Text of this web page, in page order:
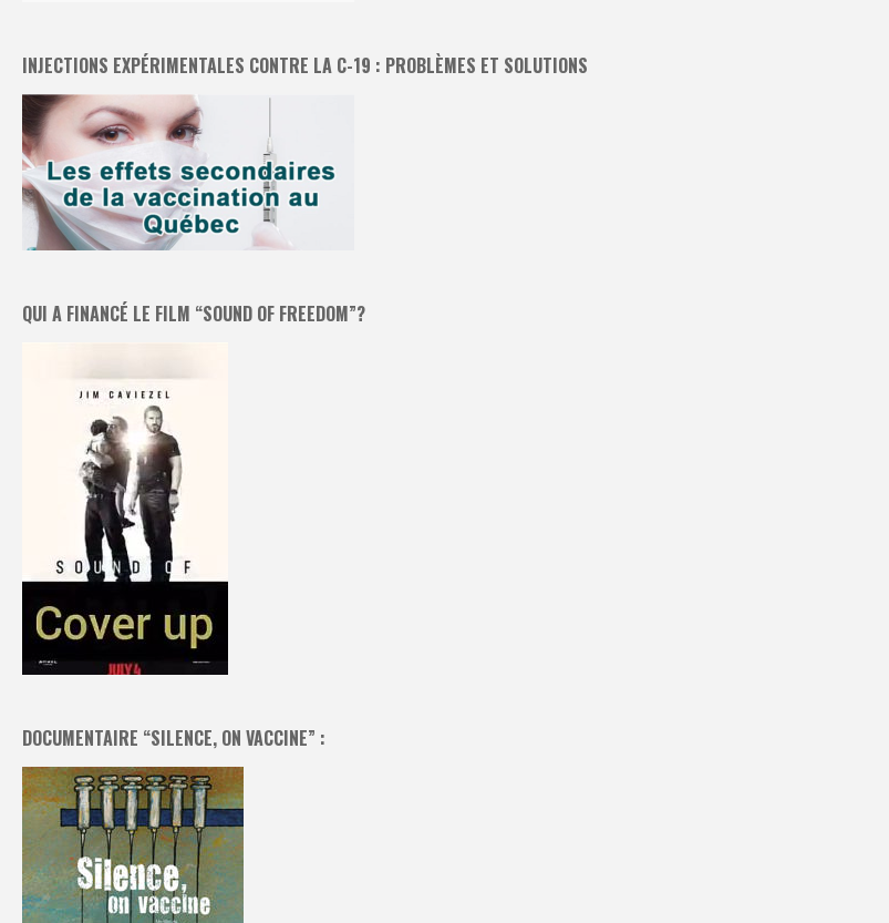
INJECTIONS EXPÉRIMENTALES CONTRE LA C-19 : PROBLÈMES ET SOLUTIONS
QUI A FINANCÉ LE FILM “SOUND OF FREEDOM”?
DOCUMENTAIRE “SILENCE, ON VACCINE” :